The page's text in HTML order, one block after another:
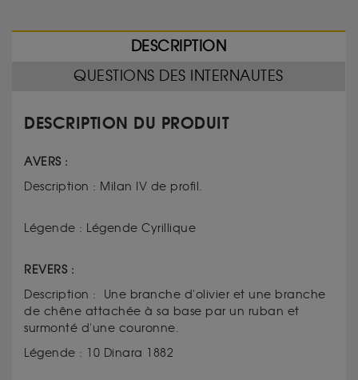
DESCRIPTION
QUESTIONS DES INTERNAUTES
DESCRIPTION DU PRODUIT
AVERS :
Description : Milan IV de profil.
Légende : Légende Cyrillique
REVERS :
Description : Une branche d'olivier et une branche
de chêne attachée à sa base par un ruban et
surmonté d'une couronne.
Légende : 10 Dinara 1882